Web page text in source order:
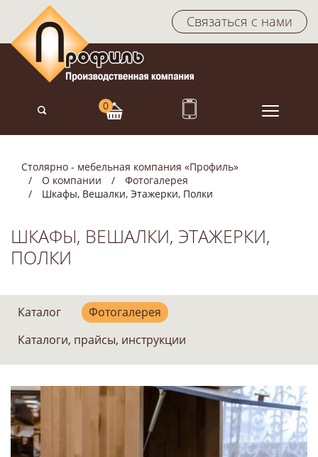
Связаться с нами
Столярно - мебельная компания «Профиль»
О компании
Фотогалерея
Шкафы, Вешалки, Этажерки, Полки
ШКАФЫ, ВЕШАЛКИ, ЭТАЖЕРКИ,
ПОЛКИ
Каталог
Фотогалерея
Каталоги, прайсы, инструкции